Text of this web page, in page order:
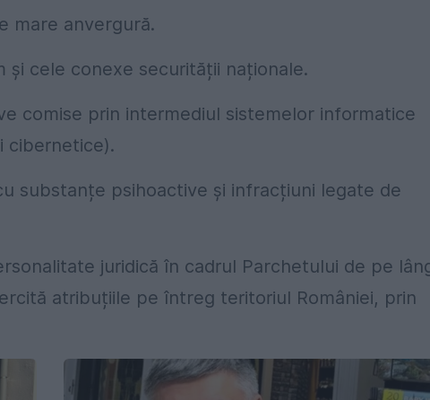
mare anvergură.
și cele conexe securității naționale.
comise prin intermediul sistemelor informatice
cibernetice).
substanțe psihoactive și infracțiuni legate de
juridică în cadrul Parchetului de pe
atribuțiile pe întreg teritoriul României, prin